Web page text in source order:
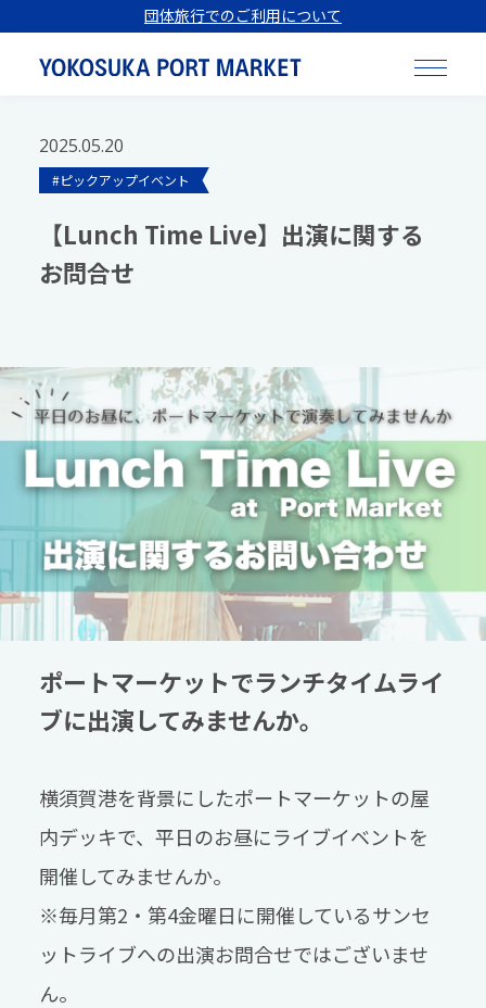
団体旅行でのご利用について
2025.05.20
#ピックアップイベント
【Lunch Time Live】出演に関する
お問合せ
ポートマーケットでランチタイムライ
ブに出演してみませんか。
横須賀港を背景にしたポートマーケットの屋
内デッキで、平日のお昼にライブイベントを
開催してみませんか。
※毎月第2・第4金曜日に開催しているサンセ
ットライブへの出演お問合せではございませ
ん。